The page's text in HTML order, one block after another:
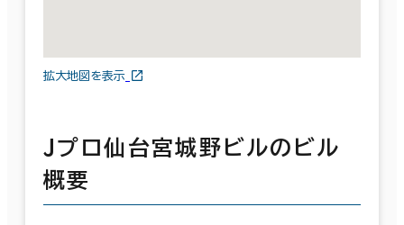
拡大地図を表示
Ｊプロ仙台宮城野ビルのビル
概要